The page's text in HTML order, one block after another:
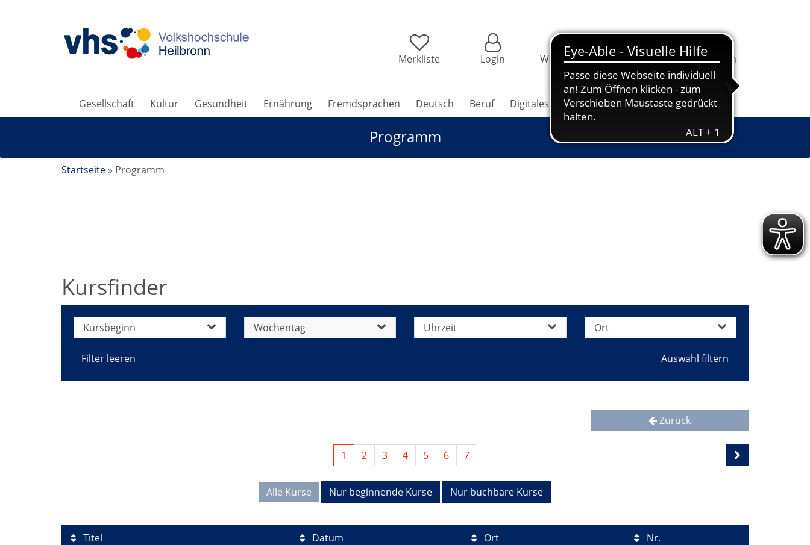
Merkliste Login Warenkorb Information Programm
Gesellschaft Kultur Gesundheit Ernährung Fremdsprachen Deutsch Beruf Digitales Grundbildung Jugendkunstschule
Programm
Startseite » Programm
Kursfinder
Kursbeginn Wochentag Uhrzeit Ort
Filter leeren
Zurück
1 2 3 4 5 6 7
Alle Kurse Nur beginnende Kurse Nur buchbare Kurse
Titel Datum Ort
Nr.